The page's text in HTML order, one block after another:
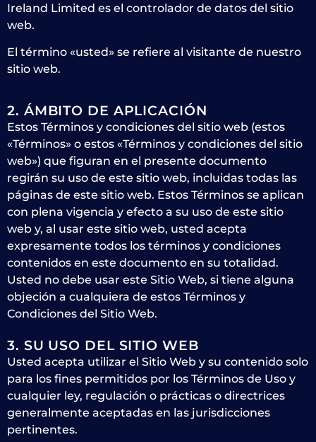
Ireland Limited es el controlador de datos del sitio
web.
El término «usted» se refiere al visitante de nuestro
sitio web.
2. ÁMBITO DE APLICACIÓN
Estos Términos y condiciones del sitio web (estos
«Términos» o estos «Términos y condiciones del sitio
web») que figuran en el presente documento
regirán su uso de este sitio web, incluidas todas las
páginas de este sitio web. Estos Términos se aplican
con plena vigencia y efecto a su uso de este sitio
web y, al usar este sitio web, usted acepta
expresamente todos los términos y condiciones
contenidos en este documento en su totalidad.
Usted no debe usar este Sitio Web, si tiene alguna
objeción a cualquiera de estos Términos y
Condiciones del Sitio Web.
3. SU USO DEL SITIO WEB
Usted acepta utilizar el Sitio Web y su contenido solo
para los fines permitidos por los Términos de Uso y
cualquier ley, regulación o prácticas o directrices
generalmente aceptadas en las jurisdicciones
pertinentes.